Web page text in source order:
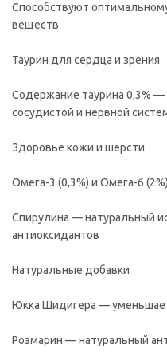
Способствуют
веществ
Таурин для сердца и зрения
Содержание таурина 0,3%
сосудистой и нервной
Здоровье кожи и шерсти
Омега-3 (0,3%) и Омега-6
Спирулина — натуральный
антиоксидантов
Натуральные добавки
Юкка Шидигера —
Розмарин — натуральный